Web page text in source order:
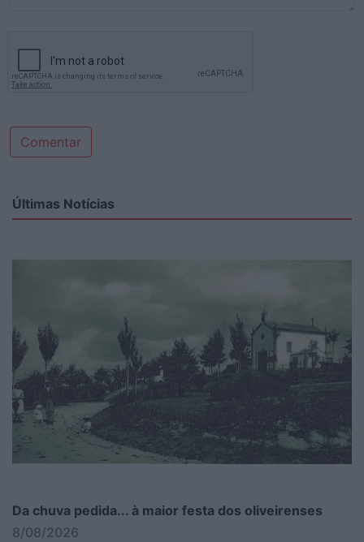
Comentar
Últimas Notícias
Da chuva pedida... à maior festa dos oliveirenses
8/08/2026